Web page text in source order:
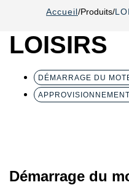
Accueil Produits
LOISIRS
DÉMARRAGE DU
Démarrage du